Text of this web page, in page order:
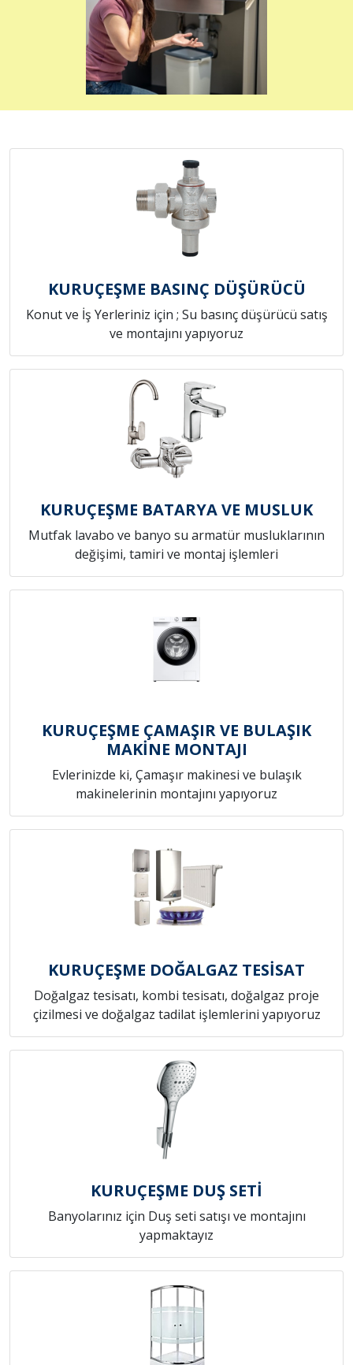
KURUÇEŞME BASINÇ DÜŞÜRÜCÜ
Konut ve İş Yerleriniz için ; Su basınç düşürücü satış
ve montajını yapıyoruz
KURUÇEŞME BATARYA VE MUSLUK
Mutfak lavabo ve banyo su armatür musluklarının
değişimi, tamiri ve montaj işlemleri
KURUÇEŞME ÇAMAŞIR VE BULAŞIK
MAKİNE MONTAJI
Evlerinizde ki, Çamaşır makinesi ve bulaşık
makinelerinin montajını yapıyoruz
KURUÇEŞME DOĞALGAZ TESİSAT
Doğalgaz tesisatı, kombi tesisatı, doğalgaz proje
çizilmesi ve doğalgaz tadilat işlemlerini yapıyoruz
KURUÇEŞME DUŞ SETİ
Banyolarınız için Duş seti satışı ve montajını
yapmaktayız